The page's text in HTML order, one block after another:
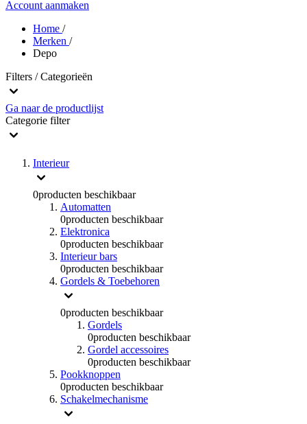
Account aanmaken
Home /
Merken /
Depo
Filters / Categorieën
Ga naar de productlijst
Categorie filter
Interieur
0producten beschikbaar
Automatten
0producten beschikbaar
Elektronica
0producten beschikbaar
Interieur bars
0producten beschikbaar
Gordels & Toebehoren
0producten beschikbaar
Gordels
0producten beschikbaar
Gordel accessoires
0producten beschikbaar
Pookknoppen
0producten beschikbaar
Schakelmechanisme